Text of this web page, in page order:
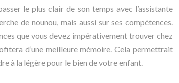
le plus clair de son temps avec l’assistante
de nounou, mais aussi sur ses compétences.
que vous devez impérativement trouver chez
d’une meilleure mémoire. Cela permettrait
à la légère pour le bien de votre enfant.